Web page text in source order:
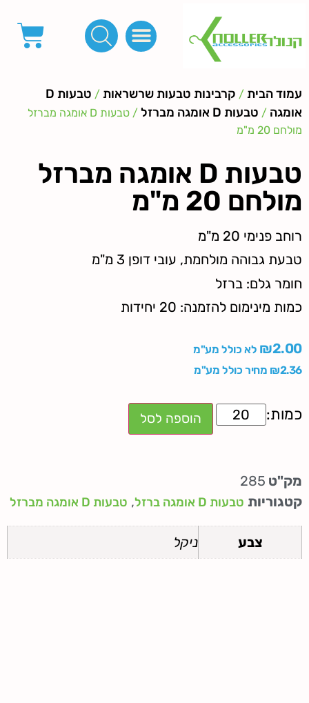
עמוד הבית / קרבינות טבעות שרשראות /
טבעות D
אומגה / טבעות D אומגה מברזל
/ טבעות D אומגה מברזל
מולחם 20 מ"מ
טבעות D אומגה מברזל
מולחם 20 מ"מ
רוחב פנימי 20 מ"מ
טבעת גבוהה מולחמת, עובי דופן 3 מ"מ
חומר גלם: ברזל
כמות מינימום להזמנה: 20 יחידות
₪2.00
לא כולל מע"מ
₪2.36 מחיר כולל מע"מ
הוספה לסל
מק"ט 285
קטגוריות טבעות D אומגה ברזל , טבעות D אומגה מברזל
צבע ניקל